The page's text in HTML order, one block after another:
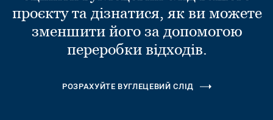
проєкту та дізнатися, як ви можете
зменшити його за допомогою
переробки відходів.
РОЗРАХУЙТЕ ВУГЛЕЦЕВИЙ СЛІД